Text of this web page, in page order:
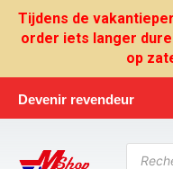
Tijdens de
order iets langer
op
Devenir revendeur